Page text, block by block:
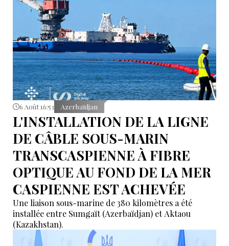
6 Août 16:53 Azerbaïdjan
L'INSTALLATION DE LA LIGNE
DE CÂBLE SOUS-MARIN
TRANSCASPIENNE À FIBRE
OPTIQUE AU FOND DE LA MER
CASPIENNE EST ACHEVÉE
Une liaison sous-marine de 380 kilomètres a été
installée entre Sumgaït (Azerbaïdjan) et Aktaou
(Kazakhstan).